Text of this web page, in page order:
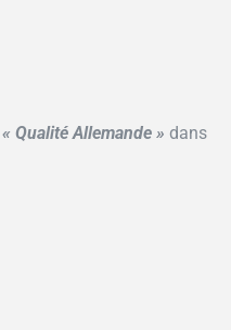
« Qualité Allemande » dans